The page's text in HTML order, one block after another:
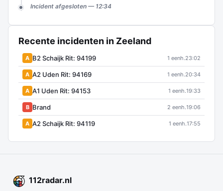
Incident afgesloten — 12:34
Recente incidenten in Zeeland
A B2 Schaijk Rit: 94199 1 eenh.23:02
A A2 Uden Rit: 94169 1 eenh.20:34
A A1 Uden Rit: 94153 1 eenh.19:33
B Brand 2 eenh.19:06
A A2 Schaijk Rit: 94119 1 eenh.17:55
112radar.nl